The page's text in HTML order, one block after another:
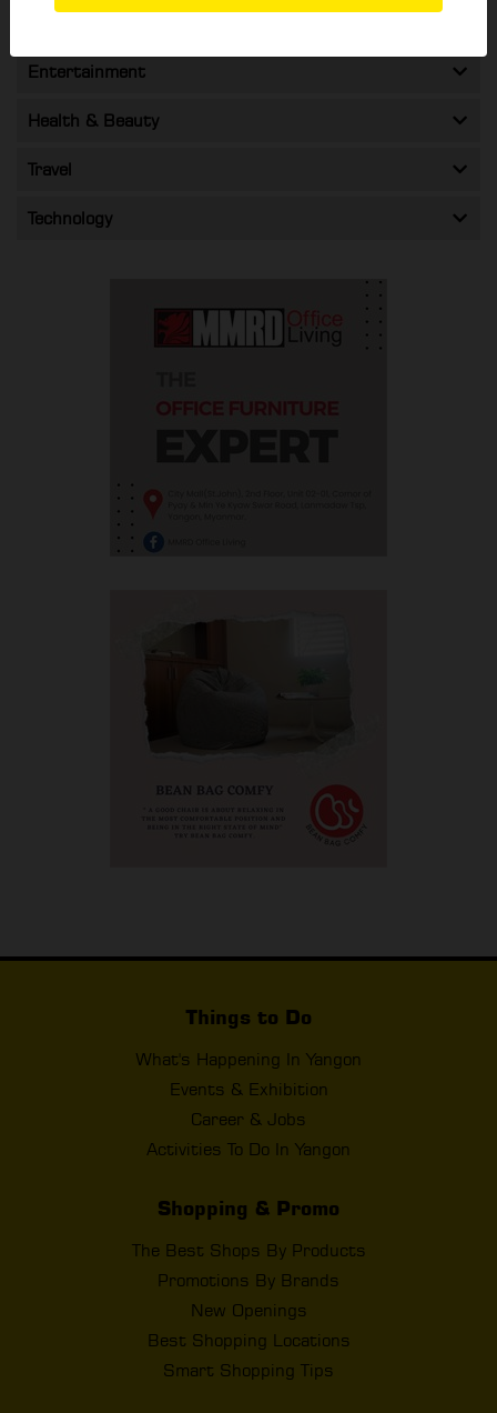
Entertainment
Health & Beauty
Travel
Technology
Things to Do
What's Happening In Yangon
Events & Exhibition
Career & Jobs
Activities To Do In Yangon
Shopping & Promo
The Best Shops By Products
Promotions By Brands
New Openings
Best Shopping Locations
Smart Shopping Tips